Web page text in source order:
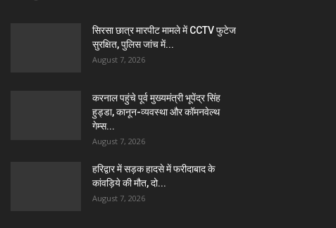
सिरसा छात्र मारपीट मामले में CCTV फुटेज
सुरक्षित, पुलिस जांच में...
August 7, 2026
करनाल पहुंचे पूर्व मुख्यमंत्री भूपेंद्र सिंह
हुड्डा, कानून-व्यवस्था और कॉमनवेल्थ
गेम्स...
August 7, 2026
हरिद्वार में सड़क हादसे में फरीदाबाद के
कांवड़िये की मौत, दो...
August 7, 2026